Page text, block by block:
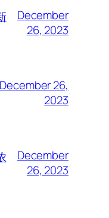
December
26, 2023
December 26,
2023
December
26, 2023